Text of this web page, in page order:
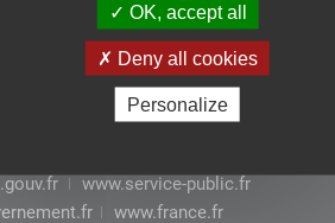
OK, accept all
Deny all cookies
Personalize
www.service-public.fr
www.france.fr